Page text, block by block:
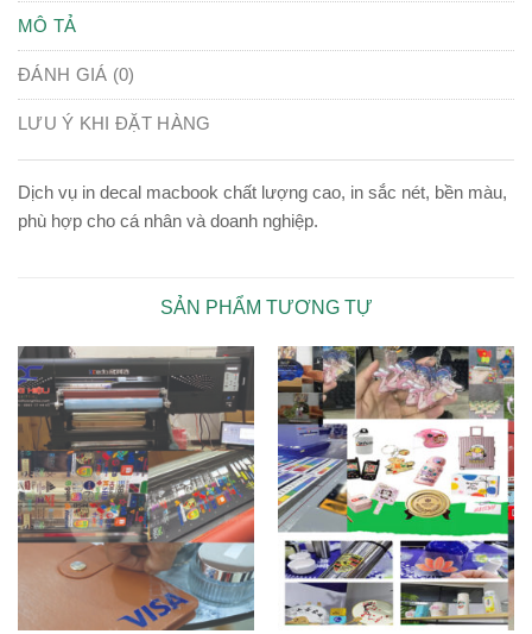
MÔ TẢ
ĐÁNH GIÁ (0)
LƯU Ý KHI ĐẶT HÀNG
Dịch vụ in decal macbook chất lượng cao, in sắc nét, bền màu,
phù hợp cho cá nhân và doanh nghiệp.
SẢN PHẨM TƯƠNG TỰ